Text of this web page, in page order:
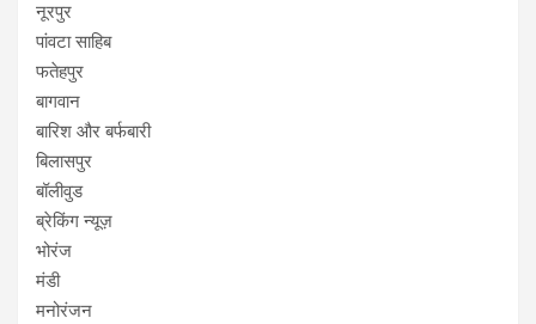
नूरपुर
पांवटा साहिब
फतेहपुर
बागवान
बारिश और बर्फबारी
बिलासपुर
बॉलीवुड
ब्रेकिंग न्यूज़
भोरंज
मंडी
मनोरंजन